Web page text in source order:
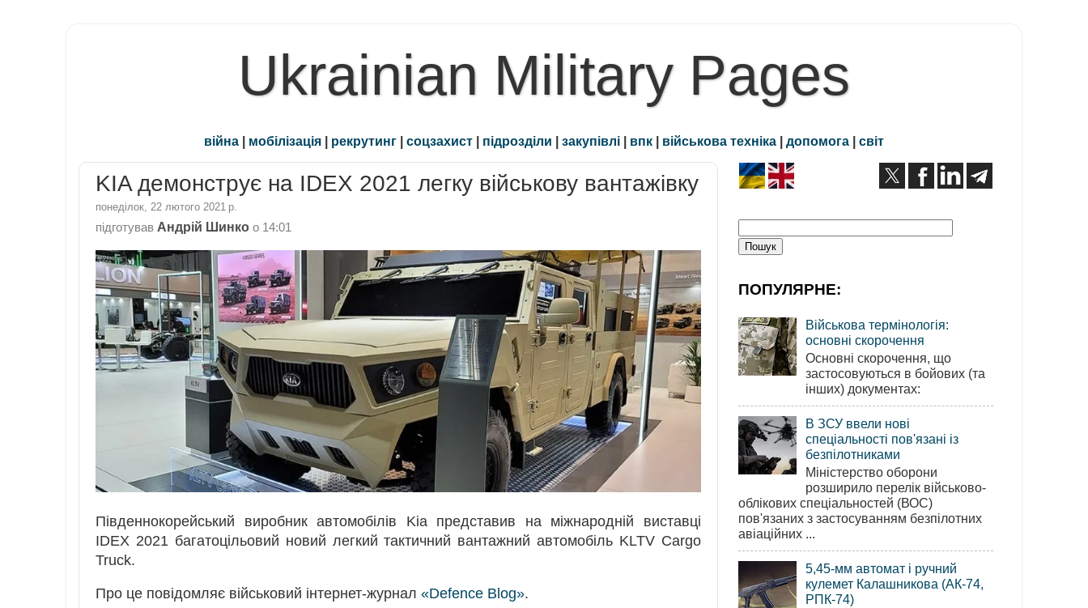
Ukrainian Military Pages
війна | мобілізація | рекрутинг | соцзахист | підрозділи | закупівлі | впк | військова техніка | допомога | світ
KIA демонструє на IDEX 2021 легку військову вантажівку
понеділок, 22 лютого 2021 р.
підготував Андрій Шинко о 14:01
Південнокорейський виробник автомобілів Kia представив на міжнародній виставці
IDEX 2021 багатоцільовий новий легкий тактичний вантажний автомобіль KLTV Cargo
Truck.
Про це повідомляє військовий інтернет-журнал «Defence Blog».
ПОПУЛЯРНЕ:
Військова термінологія:
основні скорочення
Основні скорочення, що
застосовуються в бойових (та
інших) документах:
В ЗСУ ввели нові
спеціальності пов'язані із
безпілотниками
Міністерство оборони
розширило перелік військово-
облікових спеціальностей (ВОС)
пов'язаних з застосуванням безпілотних
авіаційних ...
5,45-мм автомат і ручний
кулемет Калашникова (АК-74,
РПК-74)